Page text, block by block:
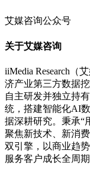
艾媒咨询公众号
关于艾媒咨询
iiMedia Research（
济产业第三方数据
自主研发并独立持
统，搭建智能化AI
据深耕研究。秉承“
聚焦新技术、新消
双引擎，以商业趋
服务客户成长全周